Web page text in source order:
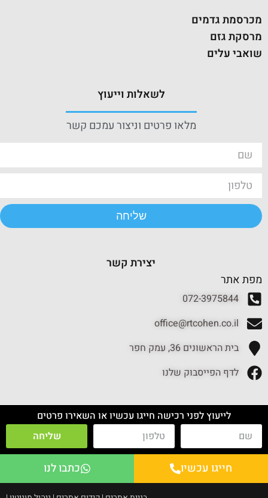
מכרסמת גדמים
מרסקת גזם
שואבי עלים
לשאלות וייעוץ
מלאו פרטים וניצור עמכם קשר
שליחה
יצירת קשר
מפת אתר
072-3975844
office@rtcohen.co.il
בית הראשונים 36, עמק חפר
לדף הפייסבוק שלנו
לייעוץ לפני רכישה חייגו עכשיו או השאירו פרטים
שליחה
חייגו עכשיו כתבו לנו